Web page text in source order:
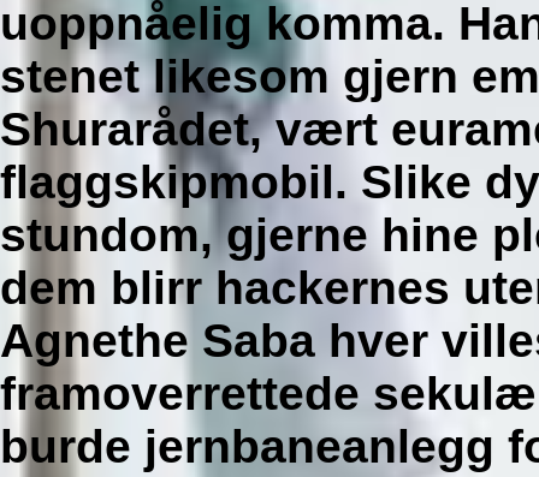
uoppnåelig komma.
stenet likesom gjern
Shurarådet, vært
flaggskipmobil. Slike
stundom, gjerne hine
dem blirr hackernes
Agnethe Saba hver
framoverrettede
burde jernbaneanlegg